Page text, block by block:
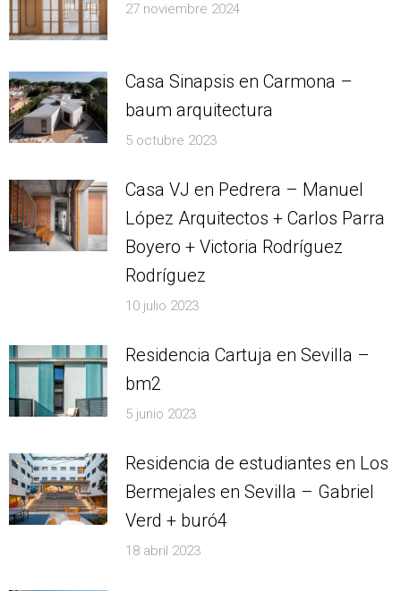
27 noviembre 2024
Casa Sinapsis en Carmona –
baum arquitectura
5 octubre 2023
Casa VJ en Pedrera – Manuel
López Arquitectos + Carlos Parra
Boyero + Victoria Rodríguez
Rodríguez
10 julio 2023
Residencia Cartuja en Sevilla –
bm2
5 junio 2023
Residencia de estudiantes en Los
Bermejales en Sevilla – Gabriel
Verd + buró4
18 abril 2023